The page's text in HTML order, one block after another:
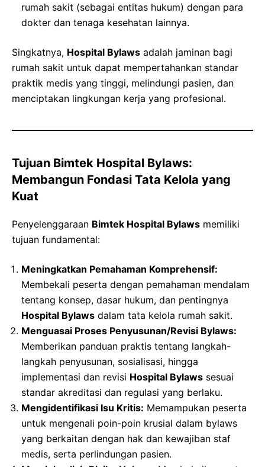
rumah sakit (sebagai entitas hukum) dengan para
dokter dan tenaga kesehatan lainnya.
Singkatnya, Hospital Bylaws adalah jaminan bagi
rumah sakit untuk dapat mempertahankan standar
praktik medis yang tinggi, melindungi pasien, dan
menciptakan lingkungan kerja yang profesional.
Tujuan Bimtek Hospital Bylaws:
Membangun Fondasi Tata Kelola yang
Kuat
Penyelenggaraan Bimtek Hospital Bylaws memiliki
tujuan fundamental:
Meningkatkan Pemahaman Komprehensif:
Membekali peserta dengan pemahaman mendalam
tentang konsep, dasar hukum, dan pentingnya
Hospital Bylaws dalam tata kelola rumah sakit.
Menguasai Proses Penyusunan/Revisi Bylaws:
Memberikan panduan praktis tentang langkah-
langkah penyusunan, sosialisasi, hingga
implementasi dan revisi Hospital Bylaws sesuai
standar akreditasi dan regulasi yang berlaku.
Mengidentifikasi Isu Kritis: Memampukan peserta
untuk mengenali poin-poin krusial dalam bylaws
yang berkaitan dengan hak dan kewajiban staf
medis, serta perlindungan pasien.